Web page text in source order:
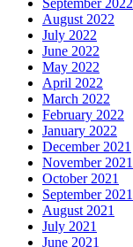
August 2022
July 2022
June 2022
May 2022
April 2022
March 2022
February 2022
January 2022
December 2021
November 2021
October 2021
September 2021
August 2021
July 2021
June 2021